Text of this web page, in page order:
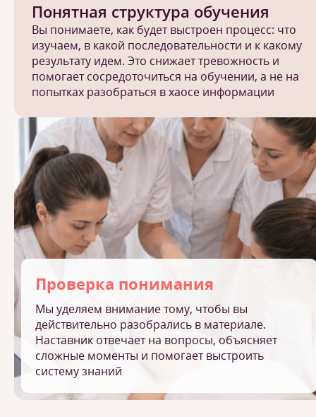
Понятная структура обучения
Вы понимаете, как будет выстроен процесс: что
изучаем, в какой последовательности и к какому
результату идем. Это снижает тревожность и
помогает сосредоточиться на обучении, а не на
попытках разобраться в хаосе информации
Проверка понимания
Мы уделяем внимание тому, чтобы вы
действительно разобрались в материале.
Наставник отвечает на вопросы, объясняет
сложные моменты и помогает выстроить
систему знаний